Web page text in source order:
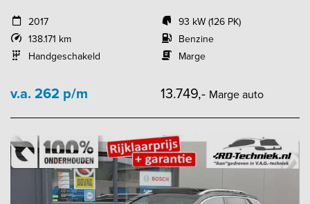
2017
138.171 km
Handgeschakeld
93 kW (126 PK)
Benzine
Marge
v.a. 262 p/m 13.749,- Marge auto